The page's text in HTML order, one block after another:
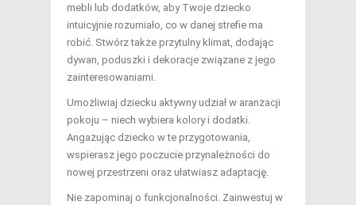
mebli lub dodatków, aby Twoje dziecko
intuicyjnie rozumiało, co w danej strefie ma
robić. Stwórz także przytulny klimat, dodając
dywan, poduszki i dekoracje związane z jego
zainteresowaniami.
Umożliwiaj dziecku aktywny udział w aranżacji
pokoju – niech wybiera kolory i dodatki.
Angażując dziecko w te przygotowania,
wspierasz jego poczucie przynależności do
nowej przestrzeni oraz ułatwiasz adaptację.
Nie zapominaj o funkcjonalności. Zainwestuj w